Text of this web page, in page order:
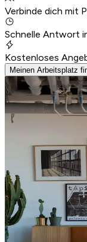
Verbinde dich mit
Schnelle Antwort
Kostenloses
Meinen Arbeitsplatz